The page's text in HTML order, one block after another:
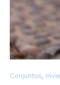
Conjuntos,